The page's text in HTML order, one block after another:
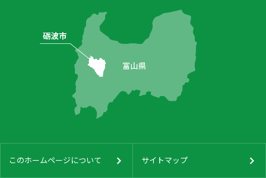
このホームページについて サイトマップ